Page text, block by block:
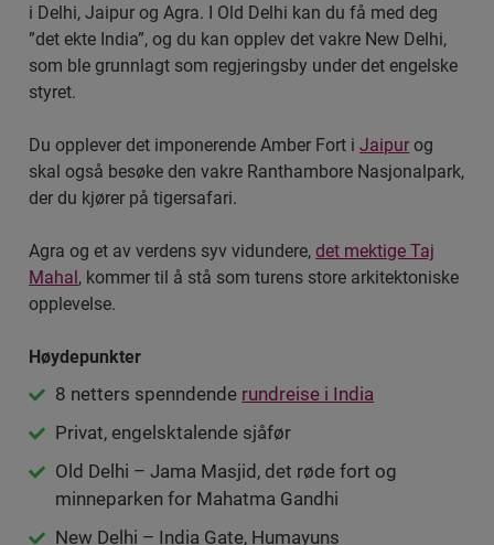
i Delhi, Jaipur og Agra. I Old Delhi kan du få med deg
”det ekte India”, og du kan opplev det vakre New Delhi,
som ble grunnlagt som regjeringsby under det engelske
styret.
Du opplever det imponerende Amber Fort iJaipur og
skal også besøke den vakre Ranthambore Nasjonalpark,
der du kjører på tigersafari.
Agra og et av verdens syv vidundere,det mektige Taj
Mahal, kommer til å stå som turens store arkitektoniske
opplevelse.
Høydepunkter
8 netters spenndende rundreise i India
Privat, engelsktalende sjåfør
Old Delhi – Jama Masjid, det røde fort og
minneparken for Mahatma Gandhi
New Delhi – India Gate, Humayuns